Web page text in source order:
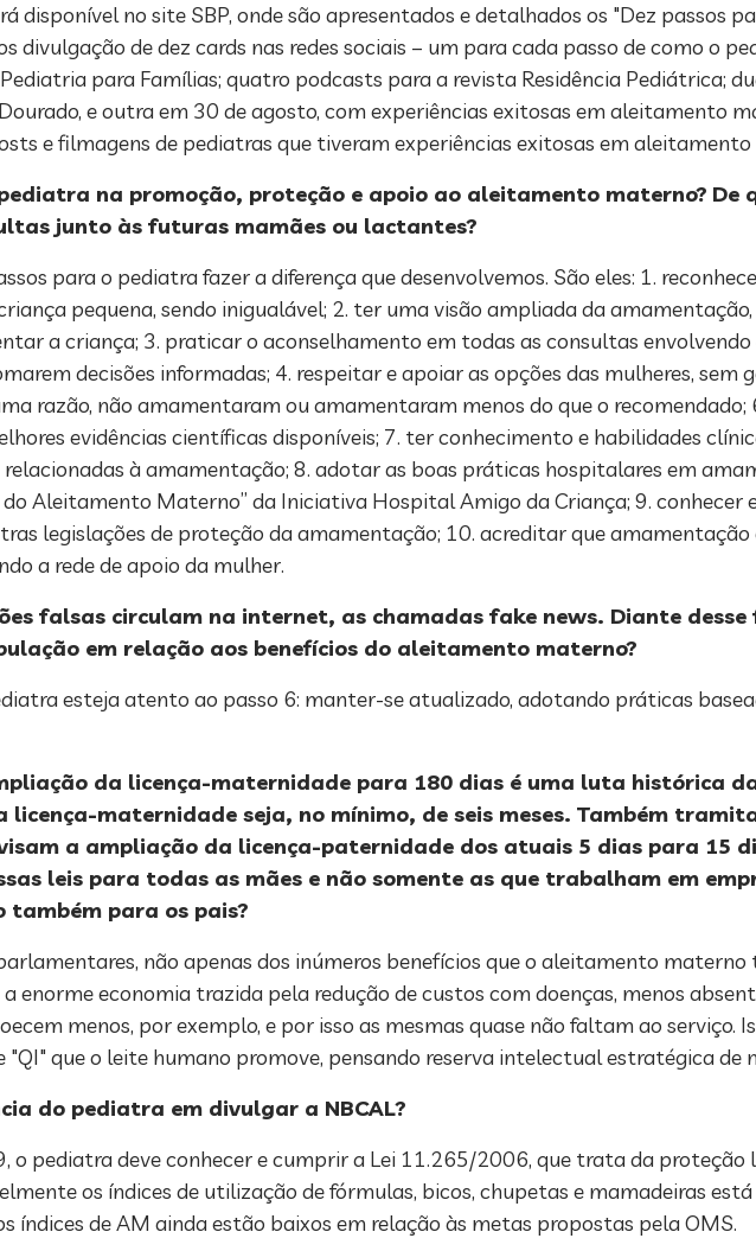
disponível no site SBP, onde são apresentados e detalhados os "Dez passos
divulgação de dez cards nas redes sociais – um para cada passo de como o
para Famílias; quatro podcasts para a revista Residência Pediátrica;
e outra em 30 de agosto, com experiências exitosas em aleitamento
e filmagens de pediatras que tiveram experiências exitosas em
na promoção, proteção e apoio ao aleitamento materno? De
junto às futuras mamães ou lactantes?
para o pediatra fazer a diferença que desenvolvemos. São eles: 1.
pequena, sendo inigualável; 2. ter uma visão ampliada da
a criança; 3. praticar o aconselhamento em todas as consultas
decisões informadas; 4. respeitar e apoiar as opções das mulheres, sem
razão, não amamentaram ou amamentaram menos do que o
evidências científicas disponíveis; 7. ter conhecimento e habilidades
à amamentação; 8. adotar as boas práticas hospitalares em
do Aleitamento Materno” da Iniciativa Hospital Amigo da Criança; 9. conhecer
legislações de proteção da amamentação; 10. acreditar que amamentação
a rede de apoio da mulher.
falsas circulam na internet, as chamadas fake news. Diante desse
em relação aos benefícios do aleitamento materno?
esteja atento ao passo 6: manter-se atualizado, adotando práticas
da licença-maternidade para 180 dias é uma luta histórica
maternidade seja, no mínimo, de seis meses. Também
a ampliação da licença-paternidade dos atuais 5 dias para 15
leis para todas as mães e não somente as que trabalham em
também para os pais?
não apenas dos inúmeros benefícios que o aleitamento materno
enorme economia trazida pela redução de custos com doenças, menos
menos, por exemplo, e por isso as mesmas quase não faltam ao serviço.
que o leite humano promove, pensando reserva intelectual estratégica de
do pediatra em divulgar a NBCAL?
o pediatra deve conhecer e cumprir a Lei 11.265/2006, que trata da proteção
os índices de utilização de fórmulas, bicos, chupetas e mamadeiras
índices de AM ainda estão baixos em relação às metas propostas pela OMS.